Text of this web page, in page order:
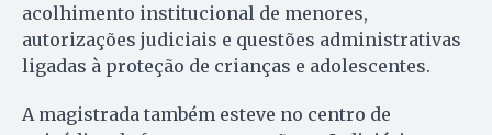
acolhimento institucional de menores,
autorizações judiciais e questões administrativas
ligadas à proteção de crianças e adolescentes.
A magistrada também esteve no centro de